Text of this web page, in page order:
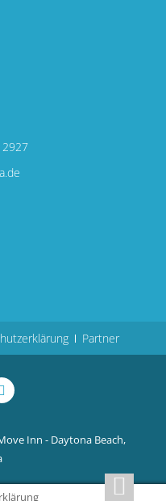
Partner
Inn - Daytona Beach,